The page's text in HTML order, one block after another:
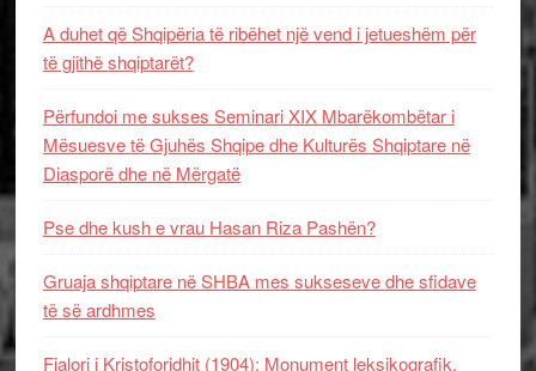
A duhet që Shqipëria të ribëhet një vend i jetueshëm për
të gjithë shqiptarët?
Përfundoi me sukses Seminari XIX Mbarëkombëtar i
Mësuesve të Gjuhës Shqipe dhe Kulturës Shqiptare në
Diasporë dhe në Mërgatë
Pse dhe kush e vrau Hasan Riza Pashën?
Gruaja shqiptare në SHBA mes sukseseve dhe sfidave
të së ardhmes
Fjalori i Kristoforidhit (1904): Monument leksikografik,